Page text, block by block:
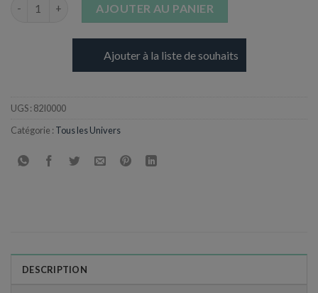
AJOUTER AU PANIER
Ajouter à la liste de souhaits
UGS : 82I0000
Catégorie : Tous les Univers
DESCRIPTION